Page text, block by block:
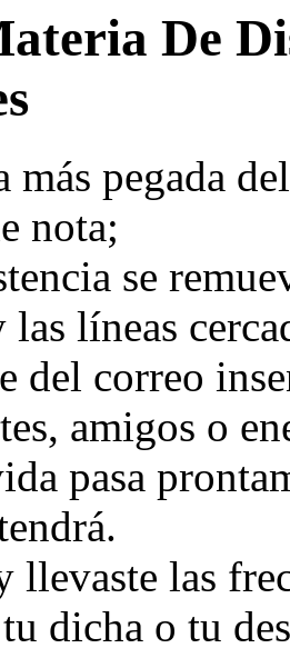
De
más pegada
nota;
se
líneas
del correo
amigos o
pasa
llevaste las
dicha o tu